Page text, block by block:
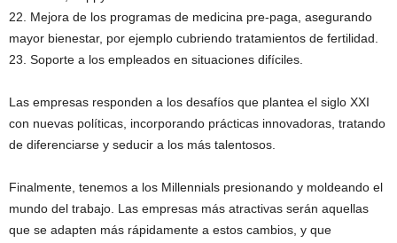
22. Mejora de los programas de medicina pre-paga, asegurando
mayor bienestar, por ejemplo cubriendo tratamientos de fertilidad.
23. Soporte a los empleados en situaciones difíciles.
Las empresas responden a los desafíos que plantea el siglo XXI
con nuevas políticas, incorporando prácticas innovadoras, tratando
de diferenciarse y seducir a los más talentosos.
Finalmente, tenemos a los Millennials presionando y moldeando el
mundo del trabajo. Las empresas más atractivas serán aquellas
que se adapten más rápidamente a estos cambios, y que